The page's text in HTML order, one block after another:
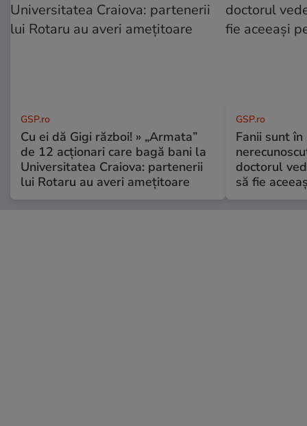
GSP.ro
Cu ei dă Gigi război! » „Armata”
de 12 acționari care bagă bani la
Universitatea Craiova: partenerii
lui Rotaru au averi amețitoare
GSP.ro
Fanii sunt în
doctorul
să fie